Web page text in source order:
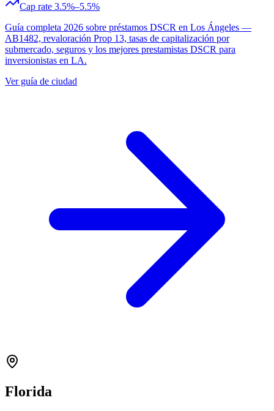
Cap rate 3.5%–5.5%
Guía completa 2026 sobre préstamos DSCR en Los Ángeles —
AB1482, revaloración Prop 13, tasas de capitalización por
submercado, seguros y los mejores prestamistas DSCR para
inversionistas en LA.
Ver guía de ciudad
Florida